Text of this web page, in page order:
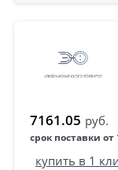
7161.05 руб.
срок поставки от
купить в 1